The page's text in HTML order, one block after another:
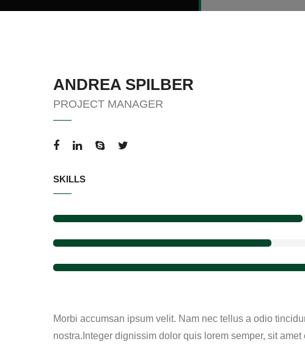
ANDREA SPILBER
PROJECT MANAGER
SKILLS
Morbi accumsan ipsum velit. Nam nec tellus a odio
nostra.Integer dignissim dolor quis lorem semper, sit